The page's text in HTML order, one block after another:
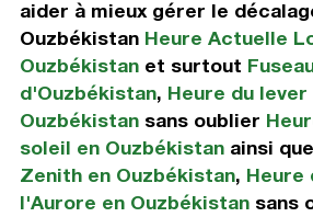
aider à mieux gérer le
Ouzbékistan Heure Actuelle
Ouzbékistanet surtout
d'Ouzbékistan, Heure du
Ouzbékistansans oublier
soleil en Ouzbékistanainsi que
Zenith en Ouzbékistan, Heure
l'Aurore en Ouzbékistansans